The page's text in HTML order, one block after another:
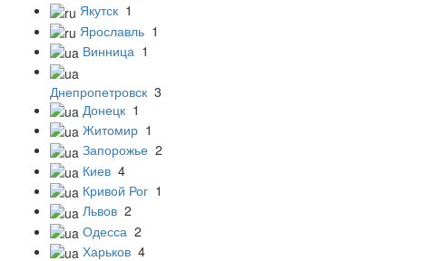
Якутск 1
Ярославль 1
Винница 1
Днепропетровск 3
Донецк 1
Житомир 1
Запорожье 2
Киев 4
Кривой Рог 1
Львов 2
Одесса 2
Харьков 4